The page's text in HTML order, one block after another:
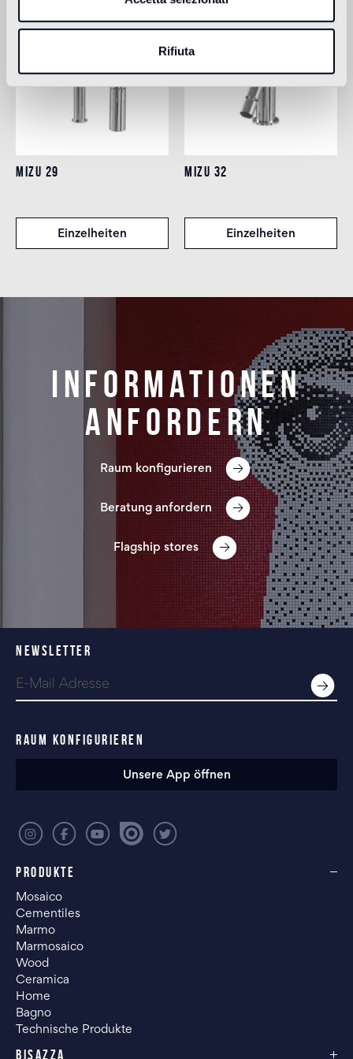
Rifiuta
MIZU 29
Einzelheiten
MIZU 32
Einzelheiten
Informationen
anfordern
Raum konfigurieren
Beratung anfordern
Flagship stores
PRODUKTE
Mosaico
Cementiles
Marmo
Marmosaico
Wood
Ceramica
Home
Bagno
Technische Produkte
BISAZZA
NEWSLETTER
RAUM KONFIGURIEREN
Unsere App öffnen